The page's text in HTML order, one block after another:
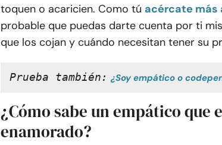
toquen o acaricien. Como tú acércate más
probable que puedas darte cuenta por ti
que los cojan y cuándo necesitan tener su
Prueba también: ¿Soy empático o
¿Cómo sabe un empático que
enamorado?